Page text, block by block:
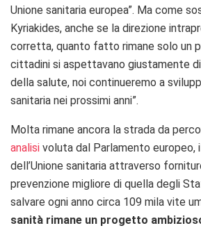
Unione sanitaria europea”. Ma come
Kyriakides, anche se la direzione
corretta, quanto fatto rimane solo un
cittadini si aspettavano giustamente
della salute, noi continueremo a
sanitaria nei prossimi anni”.
Molta rimane ancora la strada da
analisi voluta dal Parlamento
dell’Unione sanitaria attraverso
prevenzione migliore di quella degli
salvare ogni anno circa 109 mila vite
sanità rimane un progetto